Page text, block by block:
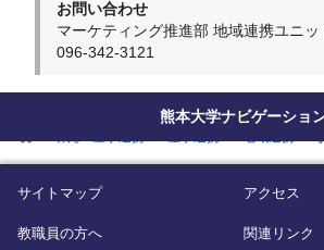
お問い合わせ
マーケティング推進部 地域連携ユニッ
096-342-3121
熊本大学ナビゲーショ
サイトマップ アクセス
教職員の方へ 関連リンク